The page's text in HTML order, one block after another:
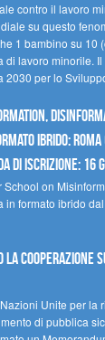
contro il lavoro
su questo
1 bambino su 10
lavoro minorile. Il
2030 per lo
ibrido:
di iscrizione: 16
on
in formato ibrido
la
Unite per la
di pubblica